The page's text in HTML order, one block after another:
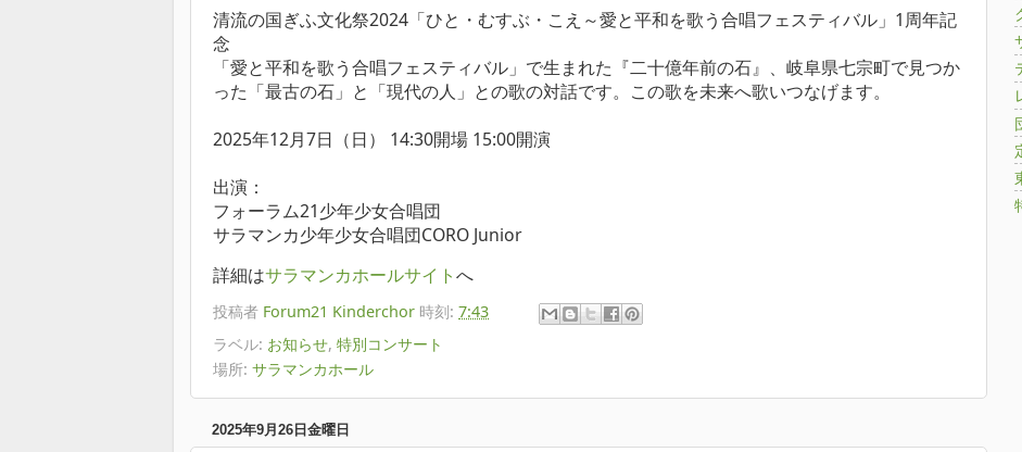
清流の国ぎふ文化祭2024「ひと・むすぶ・こえ～愛と平和を歌う合唱フェスティバル」1周年記
念
「愛と平和を歌う合唱フェスティバル」で生まれた『二十億年前の石』、岐阜県七宗町で見つか
った「最古の石」と「現代の人」との歌の対話です。この歌を未来へ歌いつなげます。
2025年12月7日（日） 14:30開場 15:00開演
出演：
フォーラム21少年少女合唱団
サラマンカ少年少女合唱団CORO Junior
詳細はサラマンカホールサイトへ
投稿者 Forum21 Kinderchor 時刻: 7:43
ラベル: お知らせ, 特別コンサート
場所: サラマンカホール
2025年9月26日金曜日